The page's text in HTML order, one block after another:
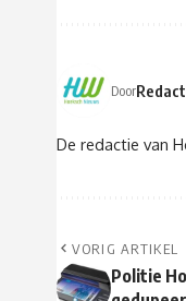
Door
De redactie van
VORIG ARTIKEL
Politie